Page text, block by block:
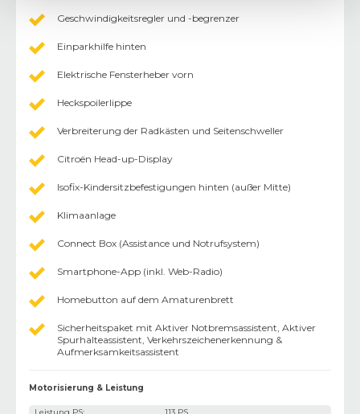
Geschwindigkeitsregler und -begrenzer
Einparkhilfe hinten
Elektrische Fensterheber vorn
Heckspoilerlippe
Verbreiterung der Radkästen und Seitenschweller
Citroën Head-up-Display
Isofix-Kindersitzbefestigungen hinten (außer Mitte)
Klimaanlage
Connect Box (Assistance und Notrufsystem)
Smartphone-App (inkl. Web-Radio)
Homebutton auf dem Amaturenbrett
Sicherheitspaket mit Aktiver Notbremsassistent, Aktiver
Spurhalteassistent, Verkehrszeichenerkennung &
Aufmerksamkeitsassistent
Motorisierung & Leistung